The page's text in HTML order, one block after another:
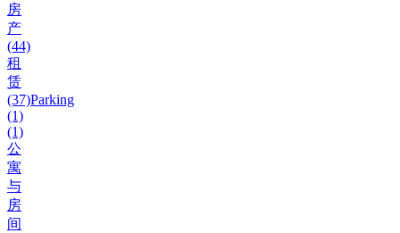
房
产
(44)
租
赁
(37)Parking
(1)
(1)
公
寓
与
房
间